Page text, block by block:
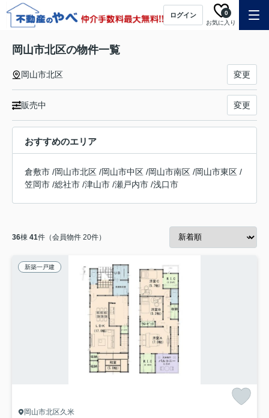
ログイン
お気に入り
0
岡山市北区の物件一覧
岡山市北区 変更
販売中 変更
おすすめのエリア
倉敷市 /岡山市北区 /岡山市中区 /岡山市南区 /岡山市東区 /
笠岡市 /総社市 /津山市 /瀬戸内市 /浅口市
36棟 41件（会員物件 20件）
新築一戸建
岡山市北区久米